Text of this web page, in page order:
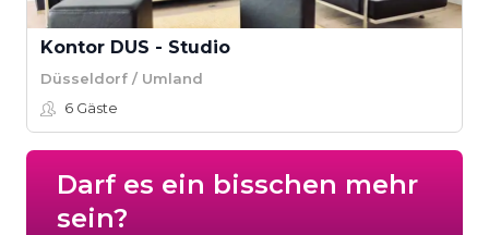
Kontor DUS - Studio
Düsseldorf / Umland
6 Gäste
Darf es ein bisschen mehr
sein?